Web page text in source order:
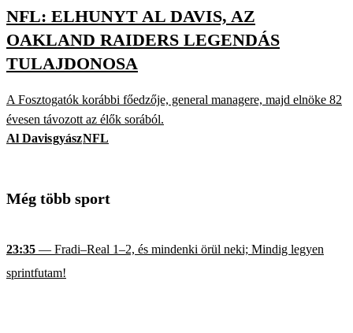
NFL: ELHUNYT AL DAVIS, AZ
OAKLAND RAIDERS LEGENDÁS
TULAJDONOSA
A Fosztogatók korábbi főedzője, general managere, majd elnöke 82
évesen távozott az élők sorából.
Al DavisgyászNFL
Még több sport
23:35 — Fradi–Real 1–2, és mindenki örül neki; Mindig legyen
sprintfutam!